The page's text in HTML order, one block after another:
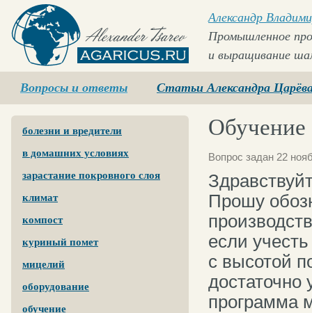
Agaricus.ru
Александр
Промышленное
и выращивание
Вопросы и ответы Статьи Александра
болезни и вредители
в домашних условиях
зарастание покровного слоя
климат
компост
куриный помет
мицелий
оборудование
обучение
Обучение
Вопрос задан 22
Прошу
если
с высотой
программа